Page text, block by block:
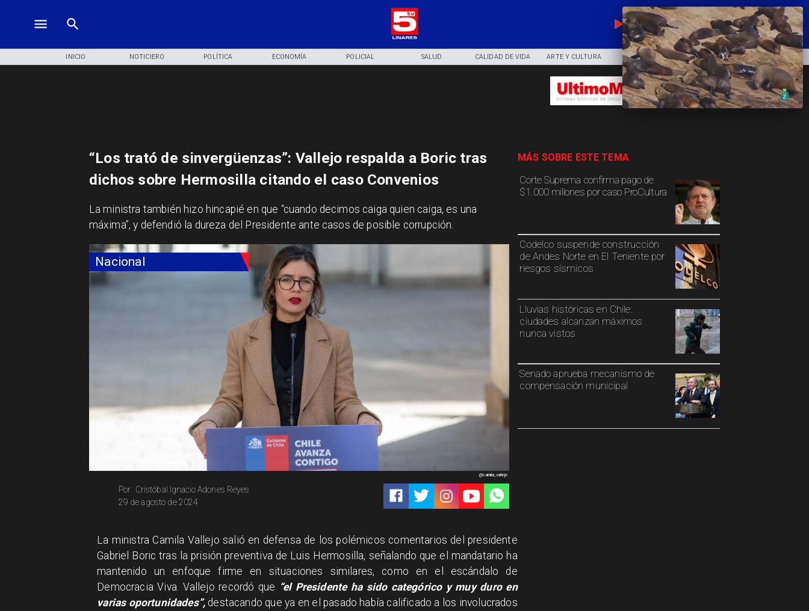
EN VIVO
INICIO NOTICIERO POLÍTICA ECONOMÍA POLICIAL SALUD CALIDAD DE VIDA ARTE Y CULTURA COMUNIDAD DEPORTES
Nacional
Cristóbal Ignacio Adones Reyes
Por
29 de agosto de 2024
@camila_vallejo
Corte Suprema confirma pago de
$1.000 millones por caso ProCultura
Codelco suspende construcción
de Andes Norte en El Teniente por
riesgos sísmicos
Lluvias históricas en Chile:
ciudades alcanzan máximos
nunca vistos
Senado aprueba mecanismo de
compensación municipal
MÁS SOBRE ESTE TEMA
“Los trató de sinvergüenzas”: Vallejo respalda a Boric tras
dichos sobre Hermosilla citando el caso Convenios
​La ministra también hizo hincapié en que “cuando decimos caiga quien caiga, es una
máxima”, y defendió la dureza del Presidente ante casos de posible corrupción.
La ministra Camila Vallejo salió en defensa de los polémicos comentarios del presidente
Gabriel Boric tras la prisión preventiva de Luis Hermosilla, señalando que el mandatario ha
mantenido un enfoque firme en situaciones similares, como en el escándalo de
Democracia Viva. Vallejo recordó que “el Presidente ha sido categórico y muy duro en
varias oportunidades”, destacando que ya en el pasado había calificado a los involucrados